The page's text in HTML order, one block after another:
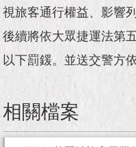
視旅客通行權益、影響
後續將依大眾捷運法第
以下罰鍰。並送交警方
相關檔案